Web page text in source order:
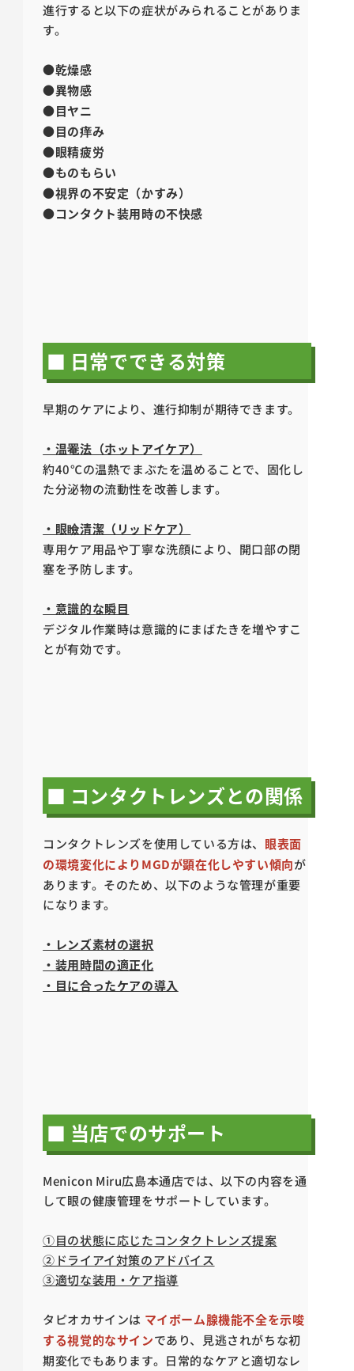
進行すると以下の症状がみられることがありま
す。
●乾燥感
●異物感
●目ヤニ
●目の痒み
●眼精疲労
●ものもらい
●視界の不安定（かすみ）
●コンタクト装用時の不快感
■ 日常でできる対策
早期のケアにより、進行抑制が期待できます。
・温罨法（ホットアイケア）
約40℃の温熱でまぶたを温めることで、固化し
た分泌物の流動性を改善します。
・眼瞼清潔（リッドケア）
専用ケア用品や丁寧な洗顔により、開口部の閉
塞を予防します。
・意識的な瞬目
デジタル作業時は意識的にまばたきを増やすこ
とが有効です。
■ コンタクトレンズとの関係
コンタクトレンズを使用している方は、 眼表面
の環境変化によりMGDが顕在化しやすい傾向が
あります。そのため、以下のような管理が重要
になります。
・レンズ素材の選択
・装用時間の適正化
・目に合ったケアの導入
■ 当店でのサポート
Menicon Miru広島本通店では、以下の内容を通
して眼の健康管理をサポートしています。
①目の状態に応じたコンタクトレンズ提案
②ドライアイ対策のアドバイス
③適切な装用・ケア指導
タピオカサインは マイボーム腺機能不全を示唆
する視覚的なサインであり、見逃されがちな初
期変化でもあります。日常的なケアと適切なレ